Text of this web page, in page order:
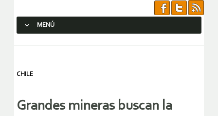
MENÚ
CHILE
Grandes mineras buscan la